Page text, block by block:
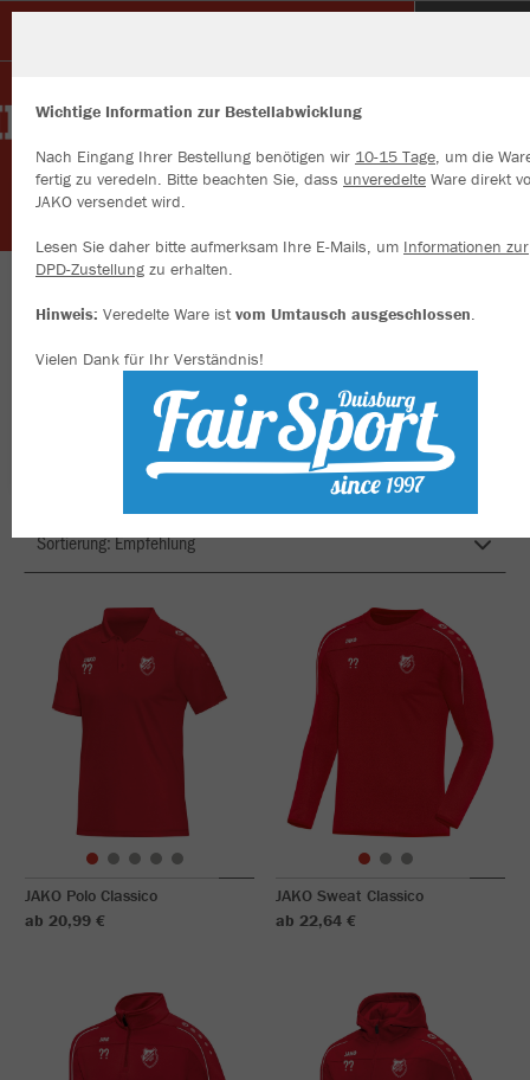
Herzlich willkommen im Vereinsshop der RESG
Walsum
JAKO Polo Classico
ab 20,99 €
JAKO Sweat Classico
ab 22,64 €
Wichtige Information zur Bestellabwicklung
Nach Eingang Ihrer Bestellung benötigen wir 10-15 Tage, um die
fertig zu veredeln. Bitte beachten Sie, dass unveredelte Ware direkt
JAKO versendet wird.
Lesen Sie daher bitte aufmerksam Ihre E-Mails, um Informationen zur
DPD-Zustellung zu erhalten.
Hinweis: Veredelte Ware istvom Umtausch ausgeschlossen.
Vielen Dank für Ihr Verständnis!
Wir verwenden Cookies
Inhalte anzeigen und unsere Website verbessern. Weitere
zu den Cookies findest Du in den Einstellungen.
Alle akzeptieren
Alle ablehnen
mehr Infos
Datenschutz
Impressum